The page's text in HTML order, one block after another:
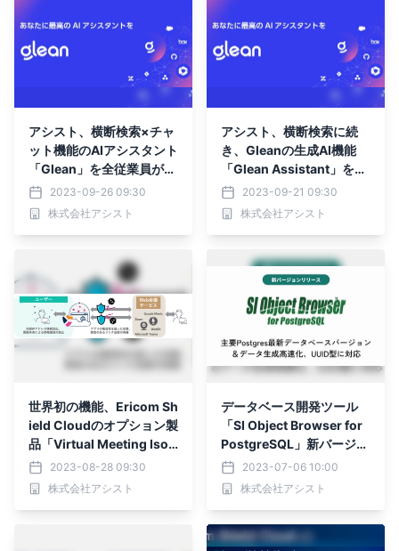
アシスト、横断検索×チャ
ット機能のAIアシスタント
「Glean」を全従業員が利
用開始2023-09-26 09:30
株式会社アシスト
アシスト、横断検索に続
き、Gleanの生成AI機能
「Glean Assistant」をリ
リース2023-09-21 09:30
株式会社アシスト
世界初の機能、Ericom Sh
ield Cloudのオプション製
品「Virtual Meeting Isol
ation」を提供開始
2023-08-28 09:30
株式会社アシスト
データベース開発ツール
「SI Object Browser for
PostgreSQL」新バージョ
ンリリース
2023-07-06 10:00
株式会社アシスト